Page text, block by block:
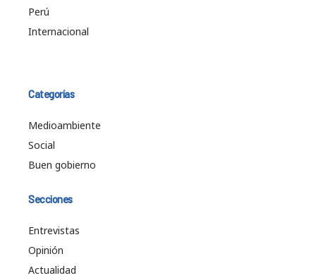
Perú
Internacional
Categorías
Medioambiente
Social
Buen gobierno
Secciones
Entrevistas
Opinión
Actualidad